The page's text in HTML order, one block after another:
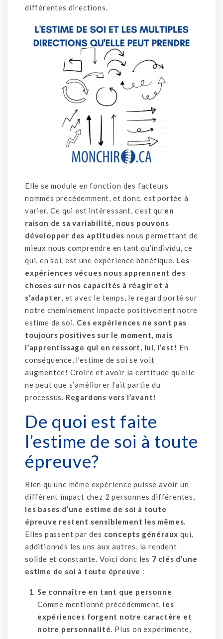
différentes directions.
Elle se module en fonction des facteurs
nommés précédemment, et donc, est portée à
varier. Ce qui est intéressant, c’est qu’en
raison de sa variabilité, nous pouvons
développer des aptitudes nous permettant de
mieux nous comprendre en tant qu’individu, ce
qui, en soi, est une expérience bénéfique. Les
expériences vécues nous apprennent des
choses sur nos capacités à réagir et à
s’adapter, et avec le temps, le regard porté sur
notre cheminement impacte positivement notre
estime de soi. Ces expériences ne sont pas
toujours positives sur le moment, mais
l’apprentissage qui en ressort, lui, l’est! En
conséquence, l’estime de soi se voit
augmentée! Croire et avoir la certitude qu’elle
ne peut que s’améliorer fait partie du
processus. Regardons vers l’avant!
De quoi est faite
l’estime de soi à toute
épreuve?
Bien qu’une même expérience puisse avoir un
différent impact chez 2 personnes différentes,
les bases d’une estime de soi à toute
épreuve restent sensiblement les mêmes.
Elles passent par des concepts généraux qui,
additionnés les uns aux autres, la rendent
solide et constante. Voici donc les 7 clés d’une
estime de soi à toute épreuve :
Se connaître en tant que personne
Comme mentionné précédemment, les
expériences forgent notre caractère et
notre personnalité. Plus on expérimente,